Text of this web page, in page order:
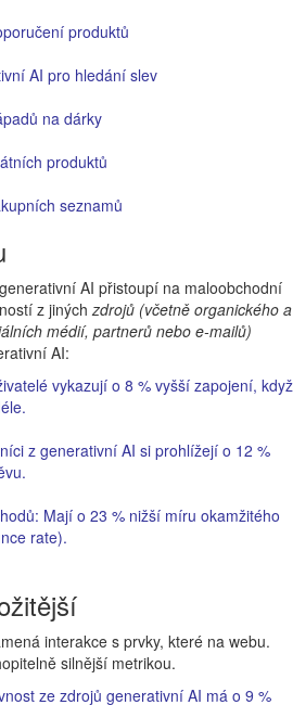
produktů
AI pro hledání slev
na dárky
produktů
seznamů
AI přistoupí na maloobchodní
z jinýchzdrojů (včetně organického a
médií, partnerů nebo e-mailů)
AI:
vykazují o 8 % vyšší zapojení, když
z generativní AI si prohlížejí o 12 %
Mají o 23 % nižší míru okamžitého
rate).
interakce s prvky, které na webu.
silnější metrikou.
ze zdrojů generativní AI má o 9 %